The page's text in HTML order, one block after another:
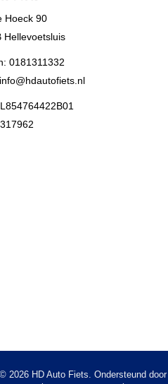
Hoeck 90
Hellevoetsluis
0181311332
info@hdautofiets.nl
© 2026 HD Auto Fiets. Ondersteund door